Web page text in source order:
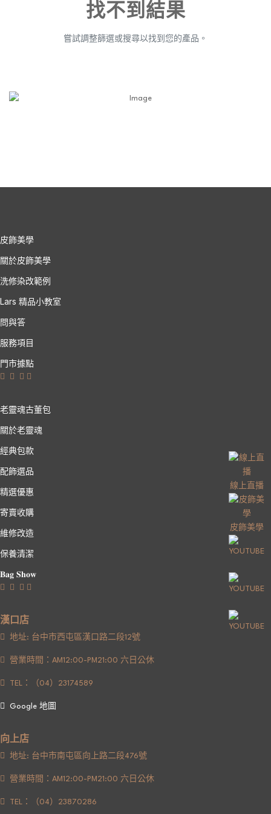
找不到結果
嘗試調整篩選或搜尋以找到您的產品。
皮飾美學
關於皮飾美學
洗修染改範例
Lars 精品小教室
問與答
服務項目
門市據點
老靈魂古董包
關於老靈魂
經典包款
配飾選品
精選優惠
寄賣收購
維修改造
保養清潔
𝐁𝐚𝐠 𝐒𝐡𝐨𝐰
漢口店
地址: 台中市西屯區漢口路二段12號
營業時間：AM12:00-PM21:00 六日公休
TEL：（04）23174589
Google 地圖
向上店
地址: 台中市南屯區向上路二段476號
營業時間：AM12:00-PM21:00 六日公休
TEL：（04）23870286
線上直播
皮飾美學